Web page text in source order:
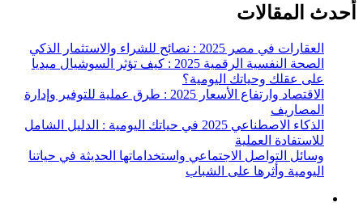
أحدث المقالات
العقارات في مصر 2025 : نصائح للشراء والاستثمار الذكي
الصحة النفسية الرقمية 2025 : كيف تؤثر السوشيال ميديا
على عقلك وحياتك اليومية؟
الاقتصاد وارتفاع الأسعار 2025 : طرق عملية للتوفير وإدارة
المصاريف
الذكاء الاصطناعي 2025 في حياتك اليومية : الدليل الشامل
للاستفادة العملية
وسائل التواصل الاجتماعي واستخداماتها الحديثة في حياتنا
اليومية وأثرها على الشباب